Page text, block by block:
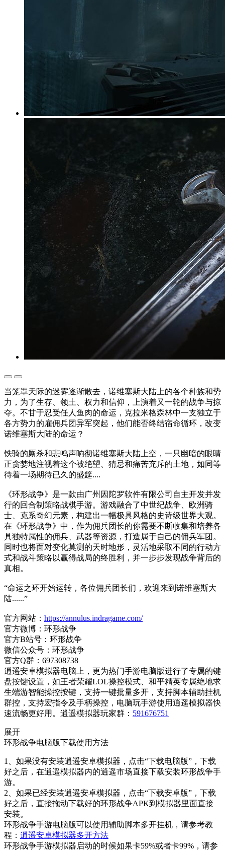
当笼罩天际的迷雾逐渐散去，诺维塞斯大陆上的各个种族和势
力，为了生存、领土、权力和信仰，上演着又一轮的战争与掠
夺。不甘于忍受任人鱼肉的命运，克拉米格森林中一支独立于
各方势力的雇佣兵团异军突起，他们能否终结宿命循环，改变
诺维塞斯大陆的命运？
铁骑的厮杀和悲鸣声响彻诺维塞斯大陆上空，一只幽暗的眼睛
正贪婪地注视着这个被绝望、猜忌和痛苦充斥的土地，如同等
待着一场期待已久的盛筵....
《环形战争》是一款由广州因陀罗软件有限公司自主开发并发
行的回合制策略战棋手游。游戏融合了中世纪战争、欧洲骑
士、克系奇幻元素，构建出一幅极具风格的史诗级世界大观。
在《环形战争》中，作为佣兵团长的你需要不断收集和培养各
具独特属性的佣兵、武器等资源，打造属于自己的佣兵军团。
同时也将面对变化莫测的天时地形，灵活地采取不同的行动方
式和战斗策略以赢得战局的终胜利，并一步步发现战争背后的
真相。
“命运之环开始运转，各位佣兵团长们，欢迎来到诺维塞斯大
陆......”
官方网站： https://annulus.indragame.com/
官方微博：环形战争
官方B站号：环形战争
微信公众号：环形战争
官方Q群：697308738
逍遥安卓模拟器电脑上，更为热门手游电脑版进行了专属的键
盘按键设置，如王者荣耀LOL操控模式、和平精英专属绝地求
生端游智能操控按键，支持一键批量多开，支持脚本辅助挂机
群控，支持宏指令及手柄操控，电脑玩手游使用逍遥模拟器快
速流畅更好用。逍遥模拟器玩家群： 591676751
展开
环形战争电脑版下载使用方法
1、如果没有安装逍遥安卓模拟器，点击“下载电脑版”，下载
好之后，在逍遥模拟器内的逍遥市场直接下载安装环形战争手
游。
2、如果已经安装逍遥安卓模拟器，点击“下载安卓版”，下载
好之后，直接拖动下载好的环形战争APK到模拟器里面直接
安装。
环形战争手游电脑版可以使用辅助脚本多开挂机，请参考教
程： 逍遥安卓模拟器多开方法
环形战争手游模拟器启动的时候如果卡59%或者卡99%，请参